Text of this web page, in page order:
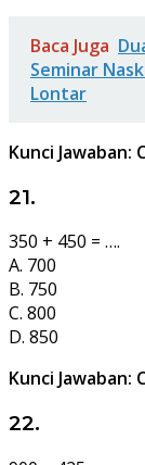
Baca Juga
Seminar
Lontar
Kunci Jawaban:
21.
350 + 450 = ….
A. 700
B. 750
C. 800
D. 850
Kunci Jawaban:
22.